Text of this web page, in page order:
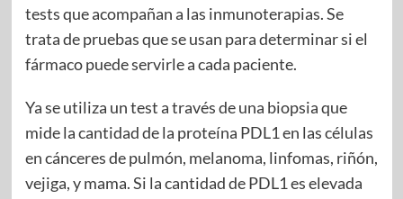
tests que acompañan a las inmunoterapias. Se
trata de pruebas que se usan para determinar si el
fármaco puede servirle a cada paciente.
Ya se utiliza un test a través de una biopsia que
mide la cantidad de la proteína PDL1 en las células
en cánceres de pulmón, melanoma, linfomas, riñón,
vejiga, y mama. Si la cantidad de PDL1 es elevada